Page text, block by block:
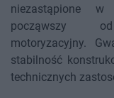
niezastąpione w
począwszy
motoryzacyjny.
stabilność
technicznych